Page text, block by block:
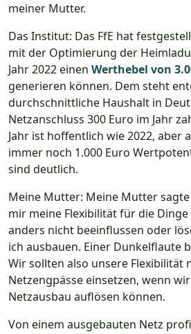
meiner Mutter.
Das Institut: Das FfE hat
mit der Optimierung der
Jahr 2022 einen Werthebel von
generieren können. Dem steht
durchschnittliche Haushalt in
Netzanschluss 300 Euro im Jahr
Jahr ist hoffentlich wie 2022, aber
immer noch 1.000 Euro
sind deutlich.
Meine Mutter: Meine Mutter
mir meine Flexibilität für die
anders nicht beeinflussen oder
ich ausbauen. Einer Dunkelflaute
Wir sollten also unsere Flexibilität
Netzengpässe einsetzen, wenn
Netzausbau auflösen können.
Von einem ausgebauten Netz